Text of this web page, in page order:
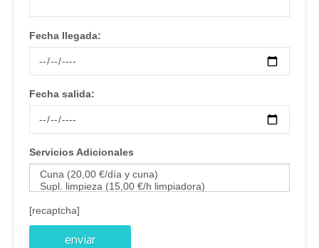
Fecha llegada:
Fecha salida:
Servicios Adicionales
[recaptcha]